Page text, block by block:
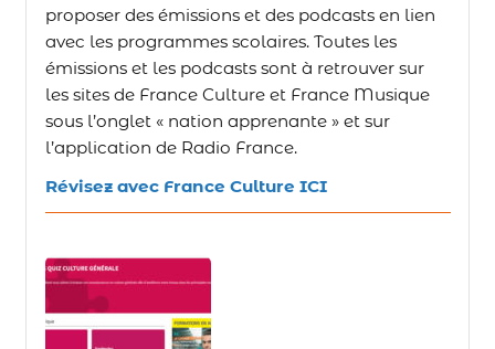
proposer des émissions et des podcasts en lien
avec les programmes scolaires. Toutes les
émissions et les podcasts sont à retrouver sur
les sites de France Culture et France Musique
sous l’onglet « nation apprenante » et sur
l’application de Radio France.
Révisez avec France Culture ICI